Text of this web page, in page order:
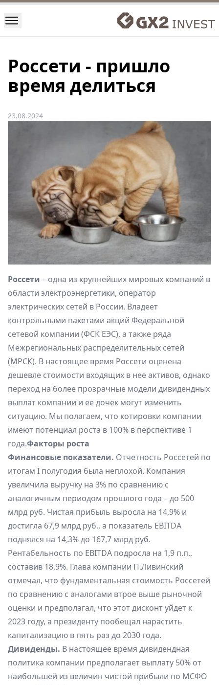
Россети - пришло
время делиться
23.08.2024
Россети – одна из крупнейших мировых компаний в
области электроэнергетики, оператор
электрических сетей в России. Владеет
контрольными пакетами акций Федеральной
сетевой компании (ФСК ЕЭС), а также ряда
Межрегиональных распределительных сетей
(МРСК). В настоящее время Россети оценена
дешевле стоимости входящих в нее активов, однако
переход на более прозрачные модели дивидендных
выплат компании и ее дочек могут изменить
ситуацию. Мы полагаем, что котировки компании
имеют потенциал роста в 100% в перспективе 1
года.Факторы роста
Финансовые показатели. Отчетность Россетей по
итогам I полугодия была неплохой. Компания
увеличила выручку на 3% по сравнению с
аналогичным периодом прошлого года – до 500
млрд руб. Чистая прибыль выросла на 14,9% и
достигла 67,9 млрд руб., а показатель EBITDA
поднялся на 14,3% до 167,7 млрд руб.
Рентабельность по EBITDA подросла на 1,9 п.п.,
составив 18,9%. Глава компании П.Ливинский
отмечал, что фундаментальная стоимость Россетей
по сравнению с аналогами втрое выше рыночной
оценки и предполагал, что этот дисконт уйдет к
2023 году, а президенту пообещал нарастить
капитализацию в пять раз до 2030 года.
Дивиденды. В настоящее время дивидендная
политика компании предполагает выплату 50% от
наибольшей из величин чистой прибыли по МСФО